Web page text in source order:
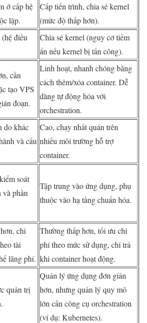
ở cấp hệ
lập.
Cấp tiến trình, chia sẻ kernel
(mức độ thấp hơn).
điều
Chia sẻ kernel (nguy cơ tiềm
ẩn nếu kernel bị tấn công).
cần
tạo VPS
đoạn.
Linh hoạt, nhanh chóng bằng
cách thêm/xóa container. Dễ
dàng tự động hóa với
orchestration.
do khác
và cấu
Cao, chạy nhất quán trên
nhiều môi trường hỗ trợ
container.
soát
và phần
Tập trung vào ứng dụng, phụ
thuộc vào hạ tầng chuẩn hóa.
chi
tài
lãng phí.
Thường thấp hơn, tối ưu chi
phí theo mức sử dụng, chỉ trả
khi container hoạt động.
quản trị
Quản lý ứng dụng đơn giản
hơn, nhưng quản lý quy mô
lớn cần công cụ orchestration
(ví dụ: Kubernetes).